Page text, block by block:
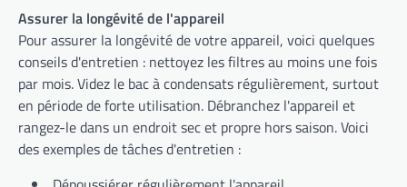
Assurer la longévité de l'appareil
Pour assurer la longévité de votre appareil, voici quelques
conseils d'entretien : nettoyez les filtres au moins une fois
par mois. Videz le bac à condensats régulièrement, surtout
en période de forte utilisation. Débranchez l'appareil et
rangez-le dans un endroit sec et propre hors saison. Voici
des exemples de tâches d'entretien :